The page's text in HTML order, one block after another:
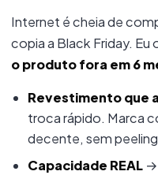
Internet é cheia de
copia a Black Friday. Eu
o produto fora em 6
Revestimento que
troca rápido. Marca
decente, sem
Capacidade REAL →